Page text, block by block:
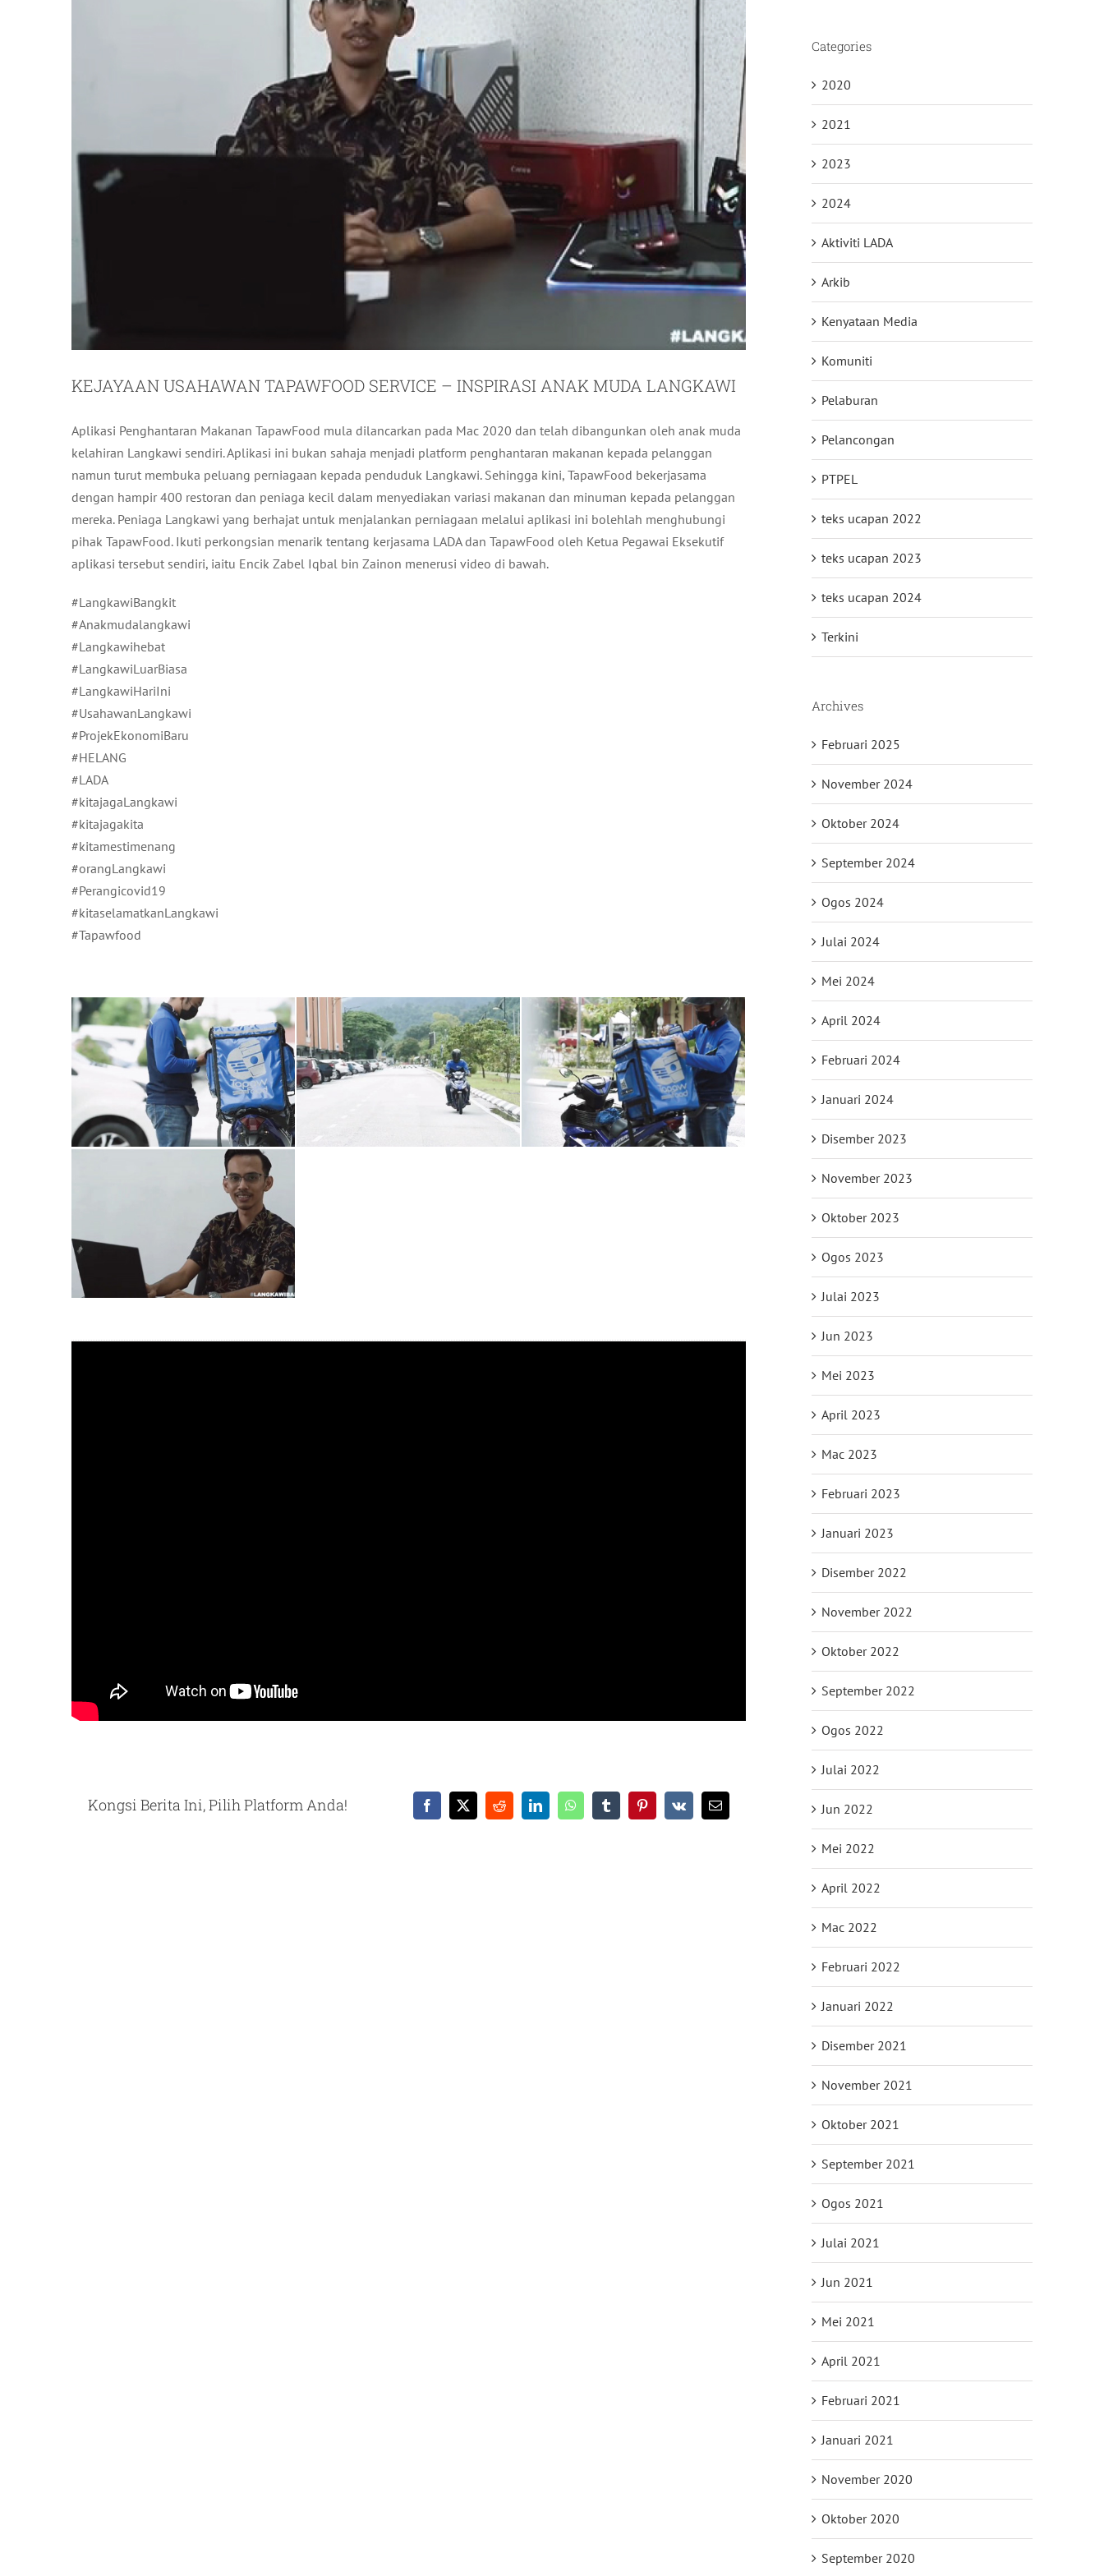
KEJAYAAN USAHAWAN TAPAWFOOD SERVICE – INSPIRASI ANAK MUDA LANGKAWI
Aplikasi Penghantaran Makanan TapawFood mula dilancarkan pada Mac 2020 dan telah dibangunkan oleh anak muda
kelahiran Langkawi sendiri. Aplikasi ini bukan sahaja menjadi platform penghantaran makanan kepada pelanggan
namun turut membuka peluang perniagaan kepada penduduk Langkawi. Sehingga kini, TapawFood bekerjasama
dengan hampir 400 restoran dan peniaga kecil dalam menyediakan variasi makanan dan minuman kepada pelanggan
mereka. Peniaga Langkawi yang berhajat untuk menjalankan perniagaan melalui aplikasi ini bolehlah menghubungi
pihak TapawFood. Ikuti perkongsian menarik tentang kerjasama LADA dan TapawFood oleh Ketua Pegawai Eksekutif
aplikasi tersebut sendiri, iaitu Encik Zabel Iqbal bin Zainon menerusi video di bawah.
#LangkawiBangkit
#Anakmudalangkawi
#Langkawihebat
#LangkawiLuarBiasa
#LangkawiHariIni
#UsahawanLangkawi
#ProjekEkonomiBaru
#HELANG
#LADA
#kitajagaLangkawi
#kitajagakita
#kitamestimenang
#orangLangkawi
#Perangicovid19
#kitaselamatkanLangkawi
#Tapawfood
Kongsi Berita Ini, Pilih Platform Anda! Facebook
X RedditLinkedInWhatsAppTumblrPinterest
Vk Email
Categories
2020
2021
2023
2024
Aktiviti LADA
Arkib
Kenyataan Media
Komuniti
Pelaburan
Pelancongan
PTPEL
teks ucapan 2022
teks ucapan 2023
teks ucapan 2024
Terkini
Archives
Februari 2025
November 2024
Oktober 2024
September 2024
Ogos 2024
Julai 2024
Mei 2024
April 2024
Februari 2024
Januari 2024
Disember 2023
November 2023
Oktober 2023
Ogos 2023
Julai 2023
Jun 2023
Mei 2023
April 2023
Mac 2023
Februari 2023
Januari 2023
Disember 2022
November 2022
Oktober 2022
September 2022
Ogos 2022
Julai 2022
Jun 2022
Mei 2022
April 2022
Mac 2022
Februari 2022
Januari 2022
Disember 2021
November 2021
Oktober 2021
September 2021
Ogos 2021
Julai 2021
Jun 2021
Mei 2021
April 2021
Februari 2021
Januari 2021
November 2020
Oktober 2020
September 2020